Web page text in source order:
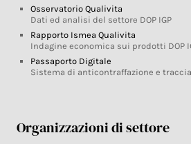
Osservatorio Qualivita
Dati ed analisi del settore DOP IGP
Rapporto Ismea Qualivita
Indagine economica sui prodotti DOP
Passaporto Digitale
Sistema di anticontraffazione e
Organizzazioni di settore